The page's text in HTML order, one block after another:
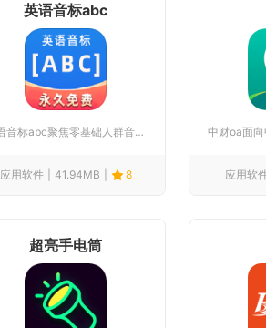
英语音标abc
英语音标abc聚焦零基础人群音标入门学习，完整收纳48个标准...
应用软件 41.94MB 8 应用软
超亮手电筒